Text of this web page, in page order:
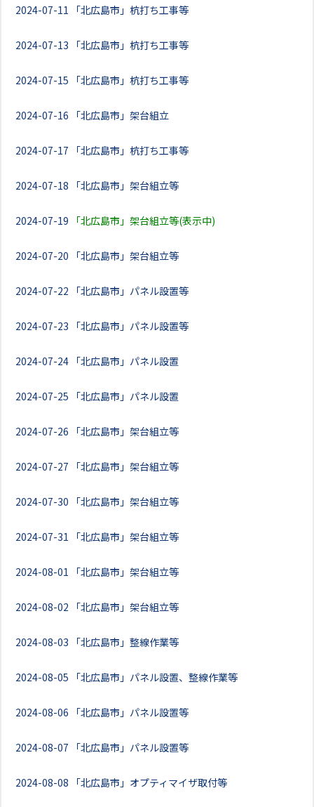
2024-07-11 「北広島市」杭打ち工事等
2024-07-13 「北広島市」杭打ち工事等
2024-07-15 「北広島市」杭打ち工事等
2024-07-16 「北広島市」架台組立
2024-07-17 「北広島市」杭打ち工事等
2024-07-18 「北広島市」架台組立等
2024-07-19 「北広島市」架台組立等(表示中)
2024-07-20 「北広島市」架台組立等
2024-07-22 「北広島市」パネル設置等
2024-07-23 「北広島市」パネル設置等
2024-07-24 「北広島市」パネル設置
2024-07-25 「北広島市」パネル設置
2024-07-26 「北広島市」架台組立等
2024-07-27 「北広島市」架台組立等
2024-07-30 「北広島市」架台組立等
2024-07-31 「北広島市」架台組立等
2024-08-01 「北広島市」架台組立等
2024-08-02 「北広島市」架台組立等
2024-08-03 「北広島市」整線作業等
2024-08-05 「北広島市」パネル設置、整線作業等
2024-08-06 「北広島市」パネル設置等
2024-08-07 「北広島市」パネル設置等
2024-08-08 「北広島市」オプティマイザ取付等